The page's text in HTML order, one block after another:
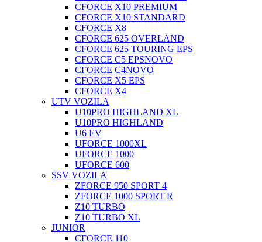
CFORCE X10 PREMIUM
CFORCE X10 STANDARD
CFORCE X8
CFORCE 625 OVERLAND
CFORCE 625 TOURING EPS
CFORCE C5 EPSNOVO
CFORCE C4NOVO
CFORCE X5 EPS
CFORCE X4
UTV VOZILA
U10PRO HIGHLAND XL
U10PRO HIGHLAND
U6 EV
UFORCE 1000XL
UFORCE 1000
UFORCE 600
SSV VOZILA
ZFORCE 950 SPORT 4
ZFORCE 1000 SPORT R
Z10 TURBO
Z10 TURBO XL
JUNIOR
CFORCE 110